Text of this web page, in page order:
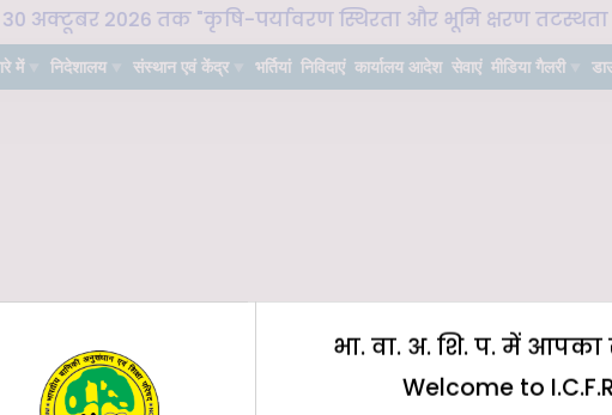
अक्टूबर 2026 तक "कृषि-पर्यावरण स्थिरता और भूमि क्षरण
में निदेशालय संस्थान एवं केंद्र भर्तियां निविदाएं कार्यालय आदेश सेवाएं मीडिया गैलरी
भा. वा. अ. शि. प. में आपका
Welcome to